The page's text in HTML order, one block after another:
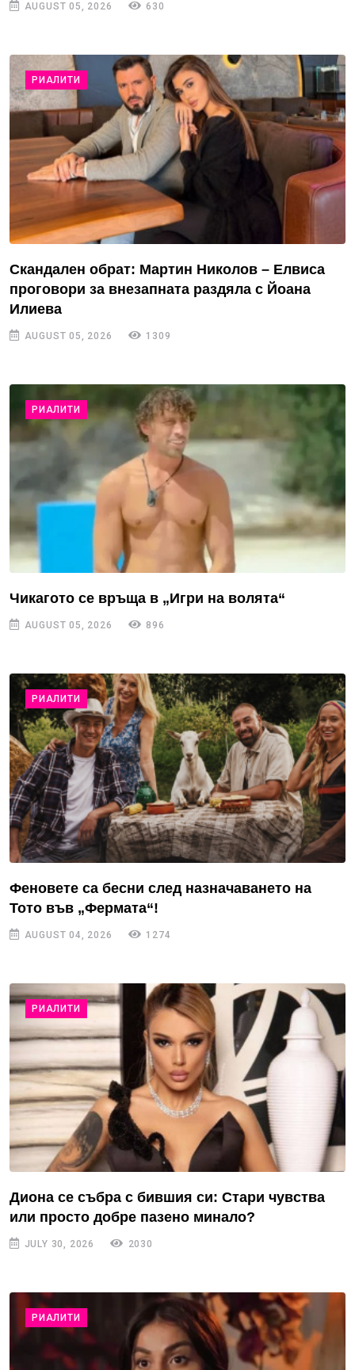
AUGUST 05, 2026 630
РИАЛИТИ
Скандален обрат: Мартин Николов – Елвиса
проговори за внезапната раздяла с Йоана
Илиева
AUGUST 05, 2026 1309
РИАЛИТИ
Чикагото се връща в „Игри на волята“
AUGUST 05, 2026 896
РИАЛИТИ
Феновете са бесни след назначаването на
Тото във „Фермата“!
AUGUST 04, 2026 1274
РИАЛИТИ
Диона се събра с бившия си: Стари чувства
или просто добре пазено минало?
JULY 30, 2026 2030
РИАЛИТИ